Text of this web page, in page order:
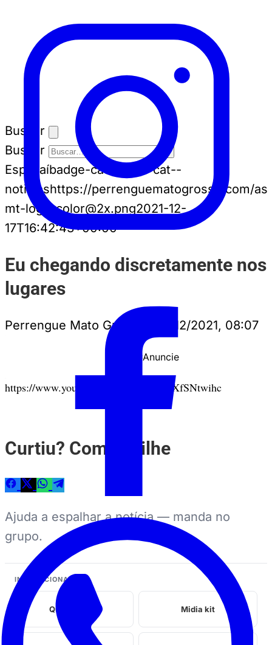
Buscar
Buscar
Espia aíbadge-cat badge-cat--
noticiashttps://perrenguematogrosso.com/
mt-logo-color@2x.png2021-12-
17T16:42:43+00:00
Eu chegando discretamente nos
lugares
Perrengue Mato Grosso 17/12/2021, 08:07
PUBLICIDADEAnuncie
https://www.youtube.com/watch?v=7lXfSNtwihc
Curtiu? Compartilhe
Ajuda a espalhar a notícia — manda no
grupo.
INSTITUCIONAL
Quem somos Midia kit